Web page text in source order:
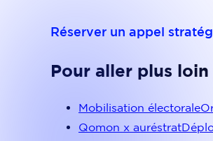
Réserver un appel
Pour aller plus loin
Mobilisation électorale
Qomon x auréstrat